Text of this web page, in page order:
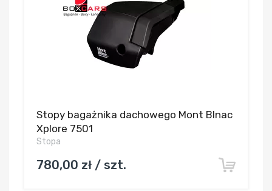
Stopy bagażnika dachowego Mont Blnac
Xplore 7501
Stopa
780,00 zł / szt.